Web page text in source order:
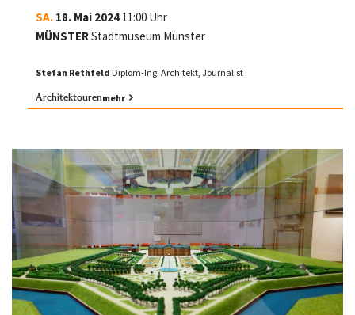
SA. 18. Mai 2024 11:00 Uhr
MÜNSTERStadtmuseum Münster
Stefan Rethfeld Diplom-Ing. Architekt, Journalist
Architektourenmehr